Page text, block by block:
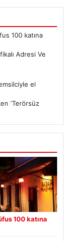
100 katına
Adresi Ve
el
‘Terörsüz
100 katına